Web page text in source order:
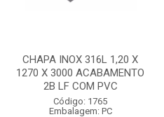
CHAPA INOX 316L 1,20 X
1270 X 3000 ACABAMENTO
2B LF COM PVC
Código: 1765
Embalagem: PC